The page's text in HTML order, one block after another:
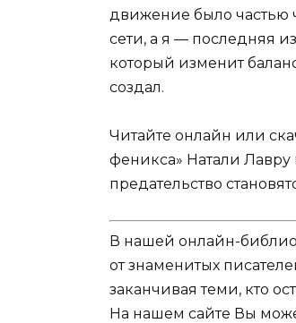
движение было частью
сети, а я — последняя
который изменит
создал.
Читайте онлайн или
феникса» Натали Лавру
предательство
В нашей онлайн-
от знаменитых
заканчивая теми, кто
На нашем сайте Вы